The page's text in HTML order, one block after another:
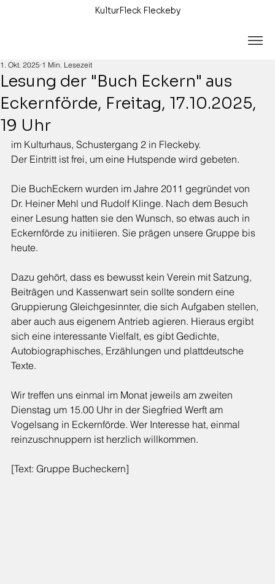
KulturFleck Fleckeby
Lesung der "Buch Eckern" aus
Eckernförde, Freitag, 17.10.2025,
19 Uhr
1. Okt. 2025 1 Min. Lesezeit
im Kulturhaus, Schustergang 2 in Fleckeby.
Der Eintritt ist frei, um eine Hutspende wird gebeten.
Die BuchEckern wurden im Jahre 2011 gegründet von
Dr. Heiner Mehl und Rudolf Klinge. Nach dem Besuch
einer Lesung hatten sie den Wunsch, so etwas auch in
Eckernförde zu initiieren. Sie prägen unsere Gruppe bis
heute.
Dazu gehört, dass es bewusst kein Verein mit Satzung,
Beiträgen und Kassenwart sein sollte sondern eine
Gruppierung Gleichgesinnter, die sich Aufgaben stellen,
aber auch aus eigenem Antrieb agieren. Hieraus ergibt
sich eine interessante Vielfalt, es gibt Gedichte,
Autobiographisches, Erzählungen und plattdeutsche
Texte.
Wir treffen uns einmal im Monat jeweils am zweiten
Dienstag um 15.00 Uhr in der Siegfried Werft am
Vogelsang in Eckernförde. Wer Interesse hat, einmal
reinzuschnuppern ist herzlich willkommen.
[Text: Gruppe Bucheckern]